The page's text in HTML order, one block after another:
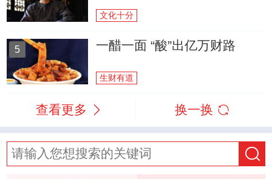
文化十分
5 一醋一面 “酸”出亿万财路
生财有道
查看更多 换一换